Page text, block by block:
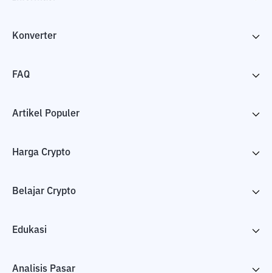
Konverter
FAQ
Artikel Populer
Harga Crypto
Belajar Crypto
Edukasi
Analisis Pasar